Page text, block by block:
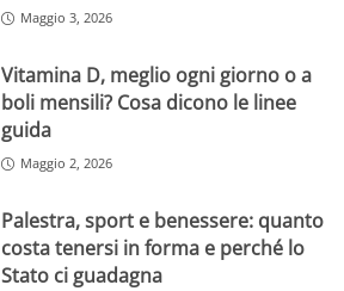
Maggio 3, 2026
Vitamina D, meglio ogni giorno o a
boli mensili? Cosa dicono le linee
guida
Maggio 2, 2026
Palestra, sport e benessere: quanto
costa tenersi in forma e perché lo
Stato ci guadagna